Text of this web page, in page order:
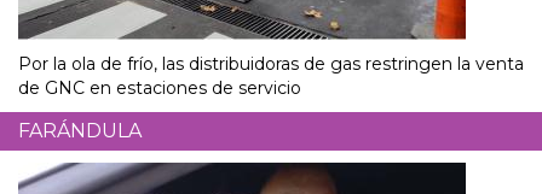
Por la ola de frío, las distribuidoras de gas restringen la venta
de GNC en estaciones de servicio
FARÁNDULA